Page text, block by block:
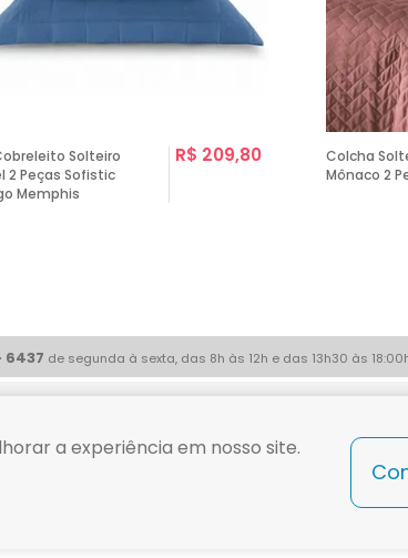
Solteiro
2 Peças Sofistic
Memphis
R$ 209,80
Colcha
Mônaco 2
6437 de segunda à sexta, das 8h às 12h e das 13h30 às
a experiência em nosso site.